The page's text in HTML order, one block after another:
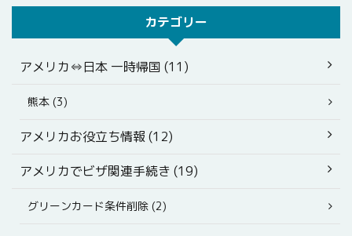
カテゴリー
アメリカ⇔日本 一時帰国 (11)
熊本 (3)
アメリカお役立ち情報 (12)
アメリカでビザ関連手続き (19)
グリーンカード条件削除 (2)